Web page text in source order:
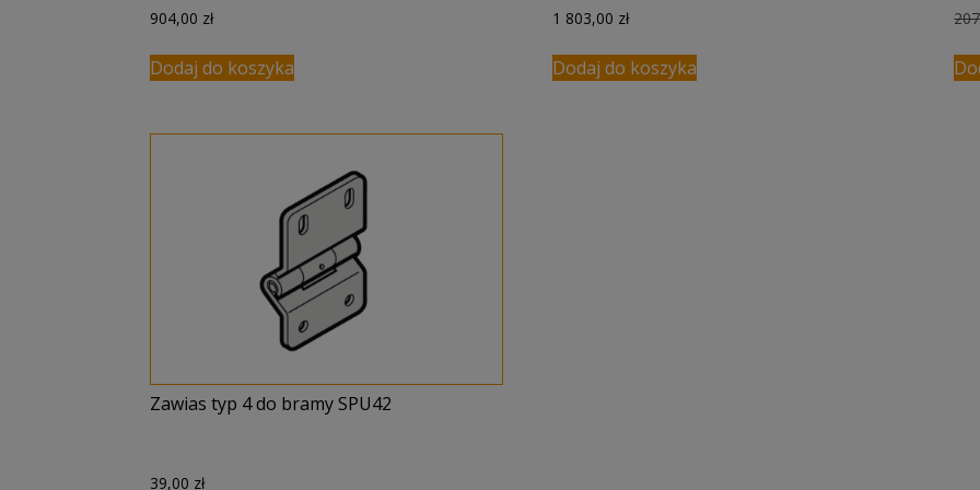
904,00 zł
Dodaj do koszyka
1 803,00 zł
Dodaj do koszyka
Zawias typ 4 do bramy SPU42
39,00 zł